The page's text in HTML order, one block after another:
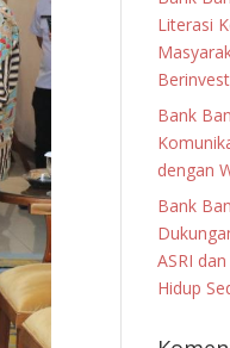
Literasi
Bank
dengan
Bank
ASRI
Hidup